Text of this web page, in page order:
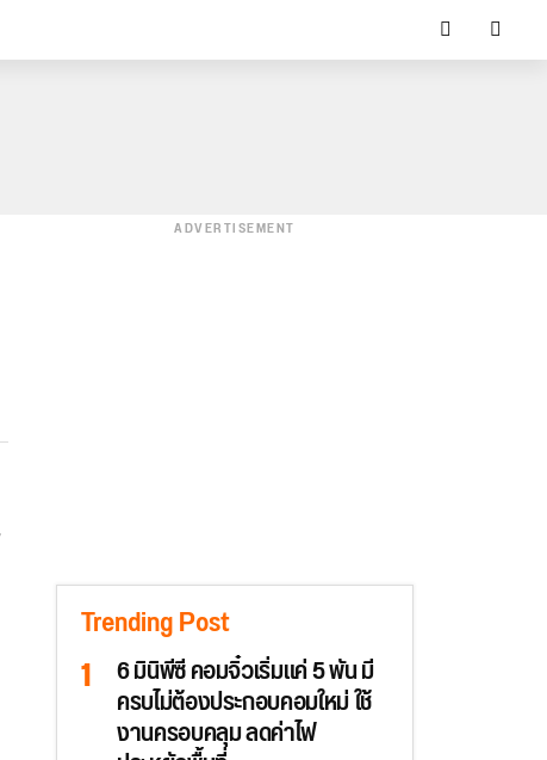
ADVERTISEMENT
Trending Post
6 มินิพีซี คอมจิ๋วเริ่มแค่ 5 พัน มี
ครบไม่ต้องประกอบคอมใหม่ ใช้
งานครอบคลุม ลดค่าไฟ